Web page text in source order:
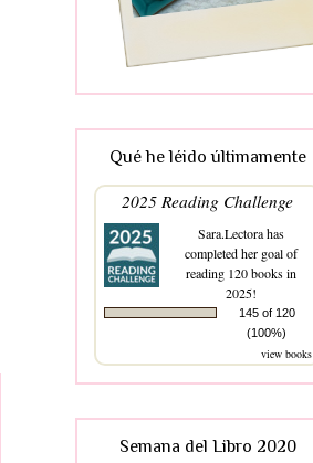
Qué he léido últimamente
2025 Reading Challenge
Sara.Lectorahas
completed her goal of
reading 120 books in
2025!
145 of 120
(100%)
view books
Semana del Libro 2020